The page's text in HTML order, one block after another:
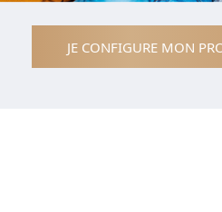
JE CONFIGURE MON